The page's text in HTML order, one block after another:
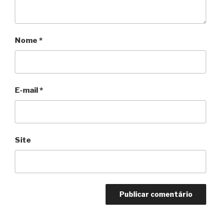
Nome *
E-mail*
Site